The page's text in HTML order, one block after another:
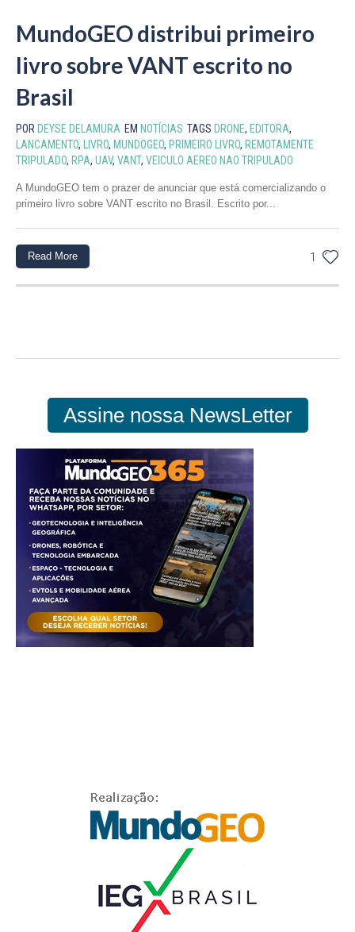
MundoGEO distribui primeiro
livro sobre VANT escrito no
Brasil
POR DEYSE DELAMURA EM NOTÍCIAS TAGS DRONE, EDITORA,
LANCAMENTO, LIVRO, MUNDOGEO, PRIMEIRO LIVRO, REMOTAMENTE
TRIPULADO, RPA, UAV, VANT, VEICULO AEREO NAO TRIPULADO
A MundoGEO tem o prazer de anunciar que está comercializando o
primeiro livro sobre VANT escrito no Brasil. Escrito por...
1
Read More
Assine nossa NewsLetter